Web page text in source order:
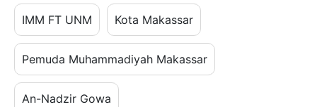
IMM FT UNM Kota Makassar
Pemuda Muhammadiyah Makassar
An-Nadzir Gowa